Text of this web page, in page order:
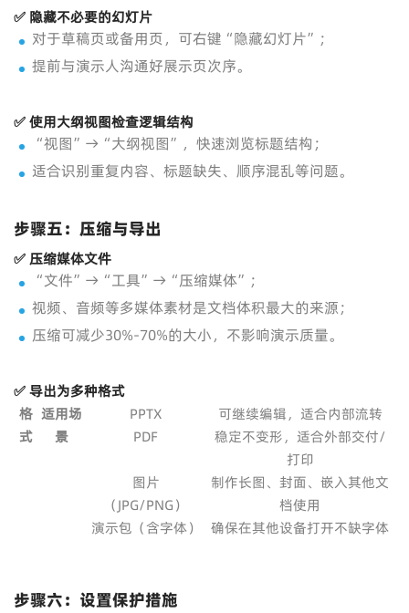
✅ 隐藏不必要的幻灯片
对于草稿页或备用页，可右键“隐藏幻灯片”；
提前与演示人沟通好展示页次序。
✅ 使用大纲视图检查逻辑结构
“视图”→“大纲视图”，快速浏览标题结构；
适合识别重复内容、标题缺失、顺序混乱等问题。
步骤五：压缩与导出
✅ 压缩媒体文件
“文件”→“工具”→“压缩媒体”；
视频、音频等多媒体素材是文档体积最大的来源；
压缩可减少30%-70%的大小，不影响演示质量。
✅ 导出为多种格式
格
式
适用场
景
PPTX
可继续编辑，适合内部流转
PDF
稳定不变形，适合外部交付/
打印
图片
（JPG/PNG）
制作长图、封面、嵌入其他文
档使用
演示包（含字体）
确保在其他设备打开不缺字体
步骤六：设置保护措施